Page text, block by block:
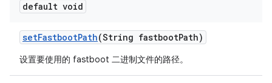
default void
setFastbootPath(String fastbootPath)
设置要使用的 fastboot 二进制文件的路径。